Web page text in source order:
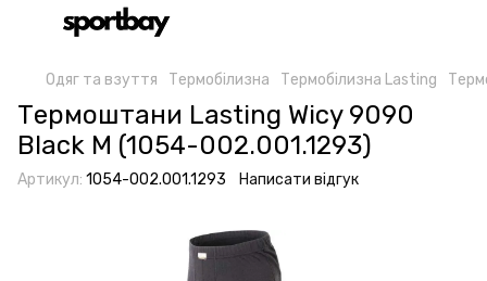
Одяг та взуття Термобілизна Термобілизна Lasting
Термоштани Lasting Wicy 9090
Black M (1054-002.001.1293)
Артикул: 1054-002.001.1293 Написати відгук